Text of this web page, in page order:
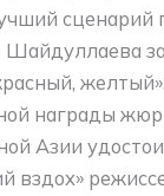
сценарий
Шайдуллаева
награды
Азии
вздох»